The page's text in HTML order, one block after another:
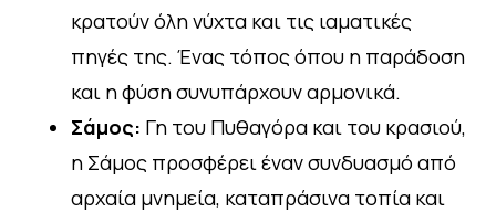
κρατούν όλη νύχτα και τις ιαματικές
πηγές της. Ένας τόπος όπου η παράδοση
και η φύση συνυπάρχουν αρμονικά.
Σάμος: Γη του Πυθαγόρα και του κρασιού,
η Σάμος προσφέρει έναν συνδυασμό από
αρχαία μνημεία, καταπράσινα τοπία και